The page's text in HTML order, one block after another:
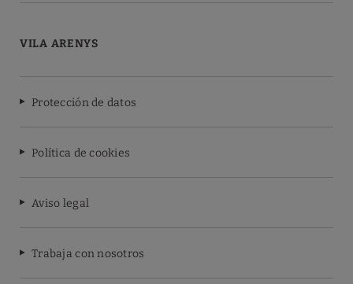
VILA ARENYS
Protección de datos
Política de cookies
Aviso legal
Trabaja con nosotros